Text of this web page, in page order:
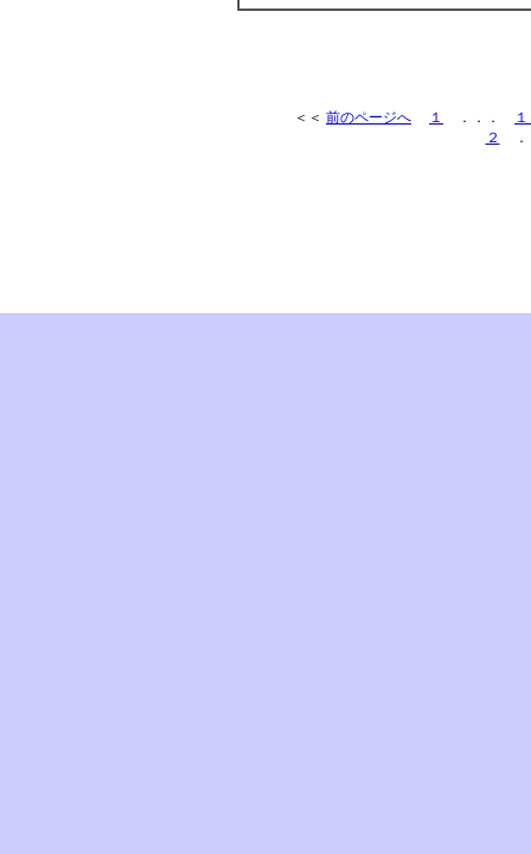
＜＜ 前のページへ １ ．．．
２